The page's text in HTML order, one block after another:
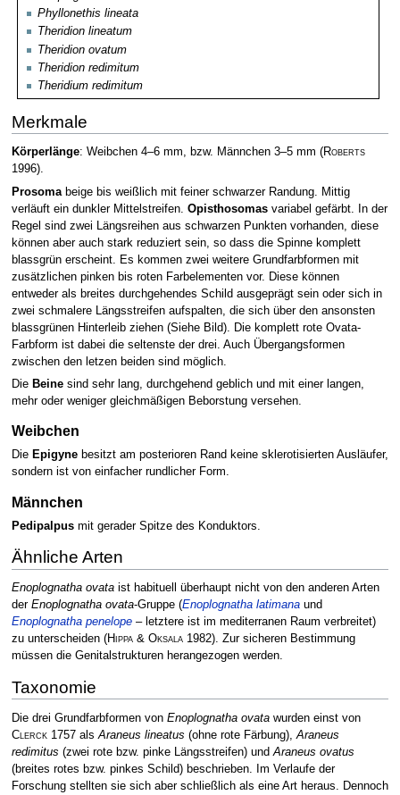
Phyllonethis lineata
Theridion lineatum
Theridion ovatum
Theridion redimitum
Theridium redimitum
Merkmale
Körperlänge: Weibchen 4–6 mm, bzw. Männchen 3–5 mm (Roberts
1996).
Prosomabeige bis weißlich mit feiner schwarzer Randung. Mittig
verläuft ein dunkler Mittelstreifen. Opisthosomasvariabel gefärbt. In der
Regel sind zwei Längsreihen aus schwarzen Punkten vorhanden, diese
können aber auch stark reduziert sein, so dass die Spinne komplett
blassgrün erscheint. Es kommen zwei weitere Grundfarbformen mit
zusätzlichen pinken bis roten Farbelementen vor. Diese können
entweder als breites durchgehendes Schild ausgeprägt sein oder sich in
zwei schmalere Längsstreifen aufspalten, die sich über den ansonsten
blassgrünen Hinterleib ziehen (Siehe Bild). Die komplett rote Ovata-
Farbform ist dabei die seltenste der drei. Auch Übergangsformen
zwischen den letzen beiden sind möglich.
Die Beinesind sehr lang, durchgehend geblich und mit einer langen,
mehr oder weniger gleichmäßigen Beborstung versehen.
Weibchen
Die Epigynebesitzt am posterioren Rand keine sklerotisierten Ausläufer,
sondern ist von einfacher rundlicher Form.
Männchen
Pedipalpusmit gerader Spitze des Konduktors.
Ähnliche Arten
Enoplognatha ovataist habituell überhaupt nicht von den anderen Arten
der Enoplognatha ovata-Gruppe (Enoplognatha latimanaund
Enoplognatha penelope– letztere ist im mediterranen Raum verbreitet)
zu unterscheiden (Hippa & Oksala1982). Zur sicheren Bestimmung
müssen die Genitalstrukturen herangezogen werden.
Taxonomie
Die drei Grundfarbformen von Enoplognatha ovatawurden einst von
Clerck1757 als Araneus lineatus (ohne rote Färbung), Araneus
redimitus (zwei rote bzw. pinke Längsstreifen) und Araneus ovatus
(breites rotes bzw. pinkes Schild) beschrieben. Im Verlaufe der
Forschung stellten sie sich aber schließlich als eine Art heraus. Dennoch